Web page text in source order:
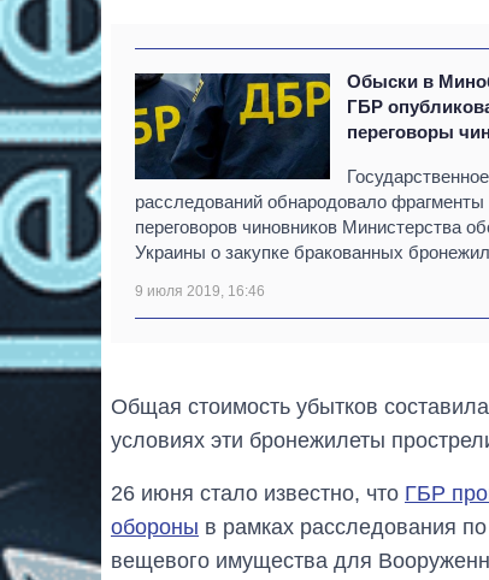
Обыски в
ГБР
переговоры
расследований обнародовало фрагменты
переговоров чиновников Министерства
Украины о закупке бракованных
9 июля 2019, 16:46
Общая стоимость убытков
условиях эти бронежилеты
26 июня стало известно, что ГБР
обороны в рамках расследования
вещевого имущества для